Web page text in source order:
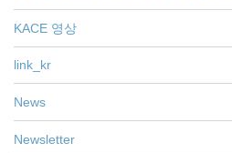
KACE 영상
link_kr
News
Newsletter